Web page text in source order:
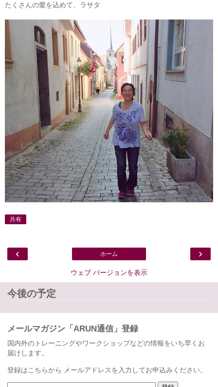
たくさんの愛を込めて、ラサタ
共有
‹ ›
ホーム
ウェブ バージョンを表示
今後の予定
メールマガジン「ARUN通信」登録
国内外のトレーニングやワークショップなどの情報をいち早くお
届けします。
登録はこちらから メールアドレスを入力してお申込みください。